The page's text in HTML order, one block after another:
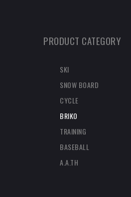
PRODUCT CATEGORY
SKI
SNOW BOARD
CYCLE
BRIKO
TRAINING
BASEBALL
A.A.TH